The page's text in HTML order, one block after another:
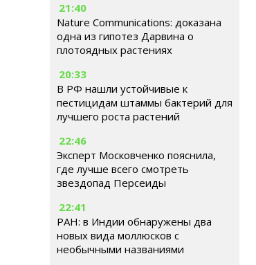
21:40
Nature Communications: доказана
одна из гипотез Дарвина о
плотоядных растениях
20:33
В РФ нашли устойчивые к
пестицидам штаммы бактерий для
лучшего роста растений
22:46
Эксперт Московченко пояснила,
где лучше всего смотреть
звездопад Персеиды
22:41
РАН: в Индии обнаружены два
новых вида моллюсков с
необычными названиями